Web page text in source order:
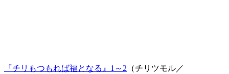
『チリもつもれば福となる』1～2 （チリツモル／